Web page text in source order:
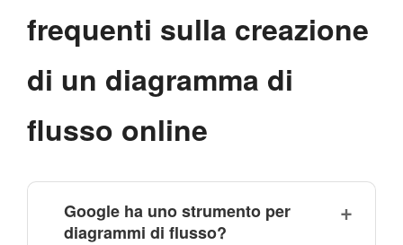
frequenti sulla creazione
di un diagramma di
flusso online
Google ha uno strumento per
diagrammi di flusso?